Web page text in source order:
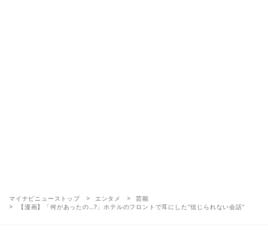
マイナビニューストップ エンタメ
芸能
【漫画】「何があったの…?」ホテルのフロントで耳にした“信じられない会話”